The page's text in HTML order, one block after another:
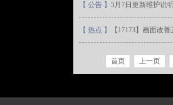
【 公告 】 5月7日更新维护说
【 热点 】 【17173】画面改
首页 上一页